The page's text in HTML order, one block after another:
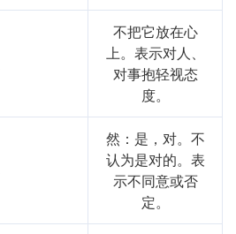
不把它放在心
上。表示对人、
对事抱轻视态
度。
然：是，对。不
认为是对的。表
示不同意或否
定。